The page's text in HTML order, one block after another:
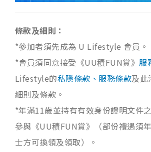
條款及細則：
*參加者須先成為 U Lifestyle 會員。
*會員須同意接受《UU積FUN賞》服
Lifestyle的私隱條款、服務條款及此
細則及條款。
*年滿11歲並持有有效身份證明文件
參與《UU積FUN賞》（部份禮遇須
士方可換領及領取）。